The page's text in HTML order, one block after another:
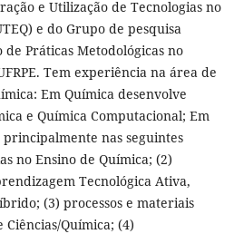
e Utilização de Tecnologias no
e do Grupo de pesquisa
de Práticas Metodológicas no
Tem experiência na área de
Em Química desenvolve
e Química Computacional; Em
nas seguintes
no Ensino de Química; (2)
Tecnológica Ativa,
(3) processos e materiais
Química; (4)